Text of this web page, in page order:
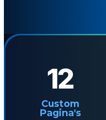
12
Custom
Pagina's